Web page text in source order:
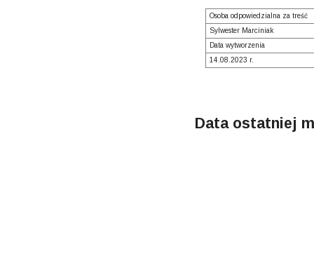
Osoba odpowiedzialna za treść
Sylwester Marciniak
Data wytworzenia
14.08.2023 r.
Data ostatniej